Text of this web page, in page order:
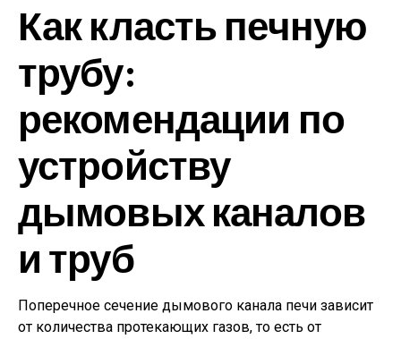
Как класть печную
трубу:
рекомендации по
устройству
дымовых каналов
и труб
Поперечное сечение дымового канала печи зависит
от количества протекающих газов, то есть от